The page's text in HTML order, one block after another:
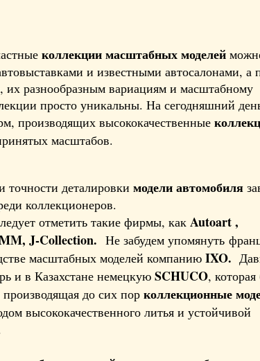
коллекции масштабных моделей
и известными автосалонами, а
их разнообразным вариациям и масштабному
просто уникальны. На сегодняшний
производящих высококачественные
масштабов.
точности деталировки модели автомобиля
коллекционеров.
отметить такие фирмы, как Autoart,
, J-Collection. Не забудем упомянуть
масштабных моделей компанию IXO.
и в Казахстане немецкую SCHUCO,
до сих пор коллекционные
высококачественного литья и устойчивой